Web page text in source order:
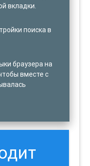
вкладки.
поиска в
браузера на
вместе с